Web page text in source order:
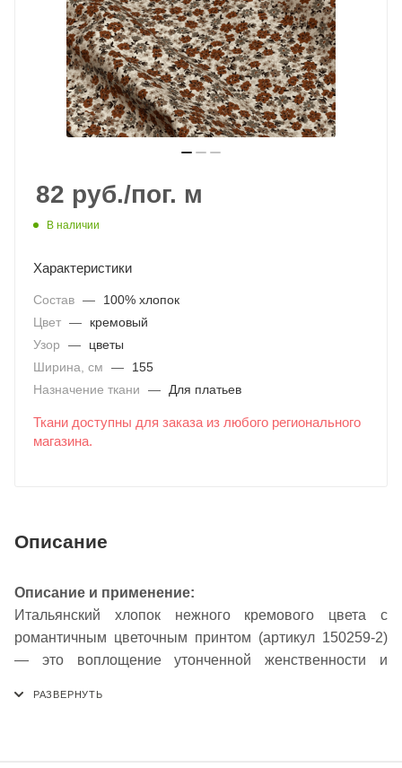
82 руб./пог. м
В наличии
Характеристики
Состав —
100% хлопок
Цвет —
кремовый
Узор
—
цветы
Ширина, см
—
155
Назначение ткани
— Для платьев
Ткани доступны для заказа из любого регионального
магазина.
Описание
Описание и применение:
Итальянский хлопок нежного кремового цвета с
романтичным цветочным принтом (артикул 150259-2)
— это воплощение утонченной женственности и